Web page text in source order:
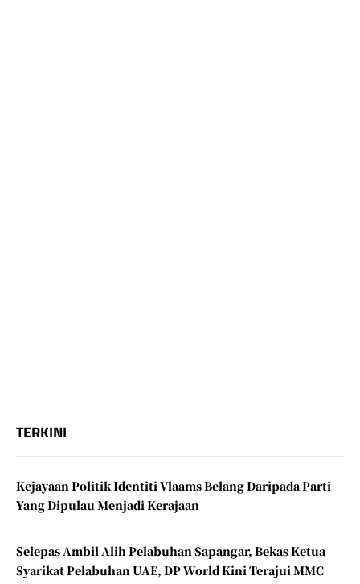
TERKINI
Kejayaan Politik Identiti Vlaams Belang Daripada Parti
Yang Dipulau Menjadi Kerajaan
Selepas Ambil Alih Pelabuhan Sapangar, Bekas Ketua
Syarikat Pelabuhan UAE, DP World Kini Terajui MMC